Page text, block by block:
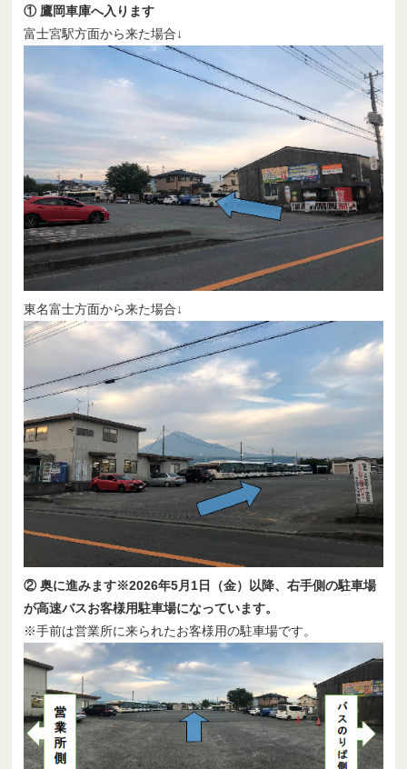
① 鷹岡車庫へ入ります
富士宮駅方面から来た場合↓
東名富士方面から来た場合↓
② 奥に進みます※2026年5月1日（金）以降、右手側の駐車場
が高速バスお客様用駐車場になっています。
※手前は営業所に来られたお客様用の駐車場です。